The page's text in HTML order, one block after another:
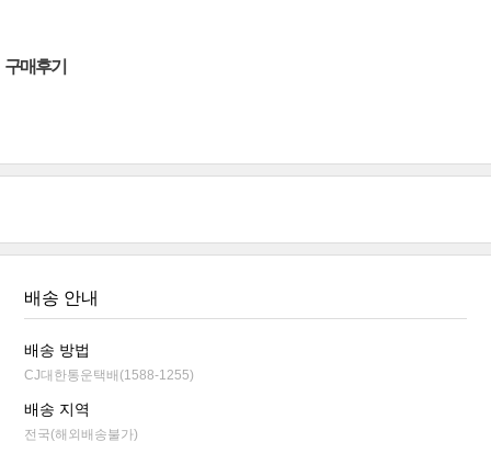
구매후기
배송 안내
배송 방법
CJ대한통운택배(1588-1255)
배송 지역
전국(해외배송불가)